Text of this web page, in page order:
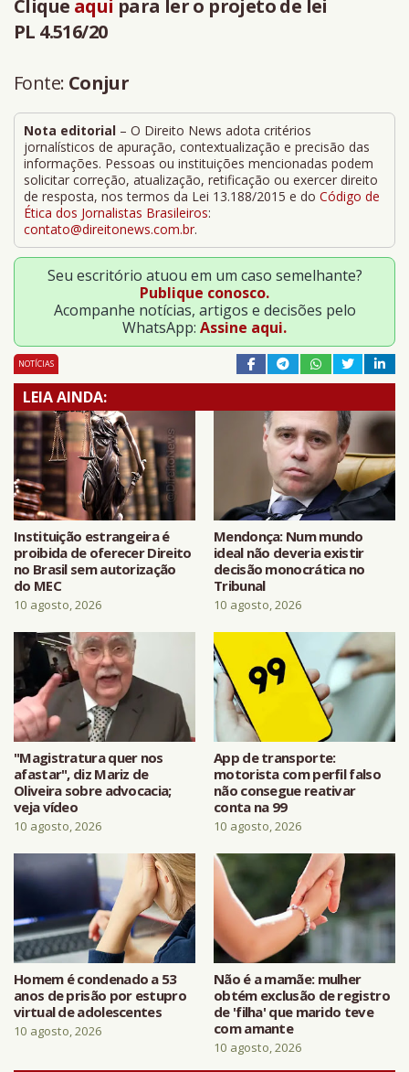
Clique aqui para ler o projeto de lei
PL 4.516/20
Fonte: Conjur
Nota editorial – O Direito News adota critérios
jornalísticos de apuração, contextualização e precisão das
informações. Pessoas ou instituições mencionadas podem
solicitar correção, atualização, retificação ou exercer direito
de resposta, nos termos da Lei 13.188/2015 e do Código de
Ética dos Jornalistas Brasileiros:
contato@direitonews.com.br.
Seu escritório atuou em um caso semelhante?
Publique conosco.
Acompanhe notícias, artigos e decisões pelo
WhatsApp: Assine aqui.
NOTÍCIAS
LEIA AINDA:
Instituição estrangeira é
proibida de oferecer Direito
no Brasil sem autorização
do MEC
10 agosto, 2026
Mendonça: Num mundo
ideal não deveria existir
decisão monocrática no
Tribunal
10 agosto, 2026
"Magistratura quer nos
afastar", diz Mariz de
Oliveira sobre advocacia;
veja vídeo
10 agosto, 2026
App de transporte:
motorista com perfil falso
não consegue reativar
conta na 99
10 agosto, 2026
Homem é condenado a 53
anos de prisão por estupro
virtual de adolescentes
10 agosto, 2026
Não é a mamãe: mulher
obtém exclusão de registro
de 'filha' que marido teve
com amante
10 agosto, 2026